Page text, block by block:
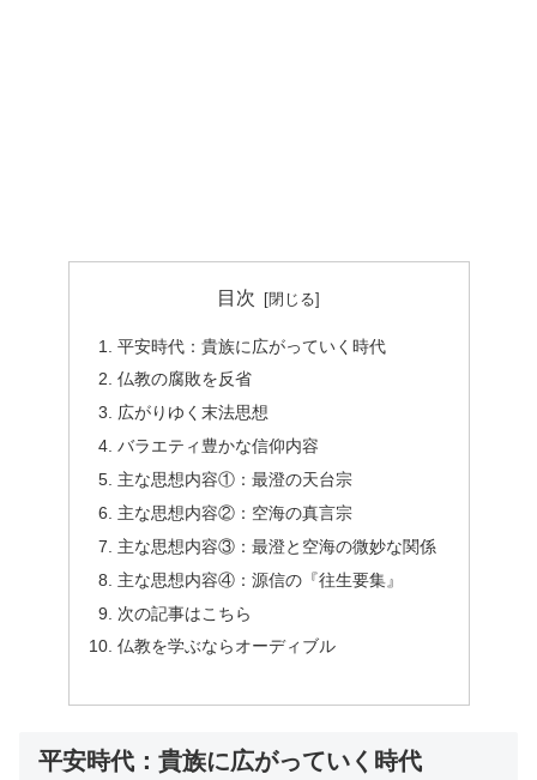
目次
平安時代：貴族に広がっていく時代
仏教の腐敗を反省
広がりゆく末法思想
バラエティ豊かな信仰内容
主な思想内容①：最澄の天台宗
主な思想内容②：空海の真言宗
主な思想内容③：最澄と空海の微妙な関係
主な思想内容④：源信の『往生要集』
次の記事はこちら
仏教を学ぶならオーディブル
平安時代：貴族に広がっていく時代